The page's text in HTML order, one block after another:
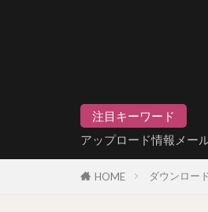
注目キーワード
アップロード情報メー
HOME ダウンロー